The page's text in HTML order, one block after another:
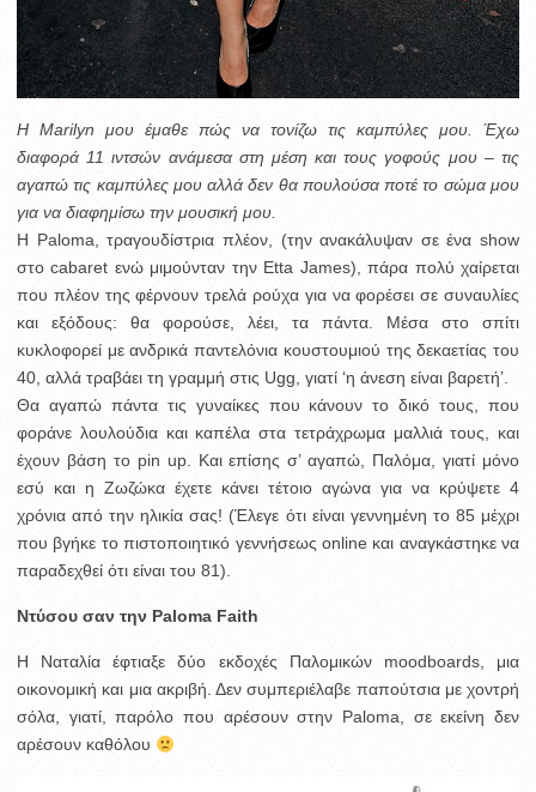
Η Marilyn μου έμαθε πώς να τονίζω τις καμπύλες μου. Έχω
διαφορά 11 ιντσών ανάμεσα στη μέση και τους γοφούς μου – τις
αγαπώ τις καμπύλες μου αλλά δεν θα πουλούσα ποτέ το σώμα μου
για να διαφημίσω την μουσική μου.
Η Paloma, τραγουδίστρια πλέον, (την ανακάλυψαν σε ένα show
στο cabaret ενώ μιμούνταν την Etta James), πάρα πολύ χαίρεται
που πλέον της φέρνουν τρελά ρούχα για να φορέσει σε συναυλίες
και εξόδους: θα φορούσε, λέει, τα πάντα. Μέσα στο σπίτι
κυκλοφορεί με ανδρικά παντελόνια κουστουμιού της δεκαετίας του
40, αλλά τραβάει τη γραμμή στις Ugg, γιατί ‘η άνεση είναι βαρετή’.
Θα αγαπώ πάντα τις γυναίκες που κάνουν το δικό τους, που
φοράνε λουλούδια και καπέλα στα τετράχρωμα μαλλιά τους, και
έχουν βάση το pin up. Και επίσης σ’ αγαπώ, Παλόμα, γιατί μόνο
εσύ και η Ζωζώκα έχετε κάνει τέτοιο αγώνα για να κρύψετε 4
χρόνια από την ηλικία σας! (Έλεγε ότι είναι γεννημένη το 85 μέχρι
που βγήκε το πιστοποιητικό γεννήσεως online και αναγκάστηκε να
παραδεχθεί ότι είναι του 81).
Ντύσου σαν την Paloma Faith
H Ναταλία έφτιαξε δύο εκδοχές Παλομικών moodboards, μια
οικονομική και μια ακριβή. Δεν συμπεριέλαβε παπούτσια με χοντρή
σόλα, γιατί, παρόλο που αρέσουν στην Paloma, σε εκείνη δεν
αρέσουν καθόλου